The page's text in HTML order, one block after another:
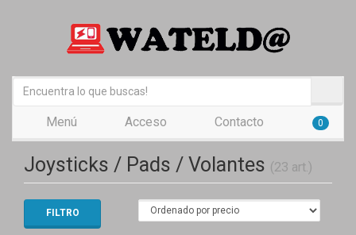
Menú Acceso Contacto 0
Joysticks / Pads / Volantes (23 art.)
FILTRO